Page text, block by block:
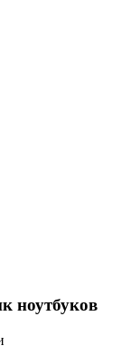
ноутбуков